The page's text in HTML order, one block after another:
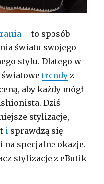
– to sposób
światu swojego
stylu. Dlatego w
światowetrendy z
aby każdy mógł
Dziś
stylizacje,
i sprawdzą się
na specjalne okazje.
stylizacje z eButik